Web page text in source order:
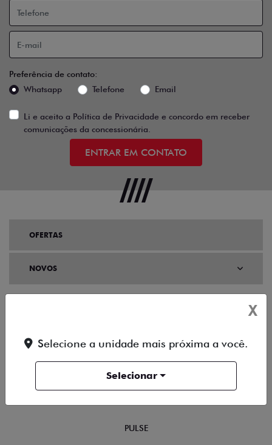
Preferência de contato:
Whatsapp
Telefone Email
Li e aceito a Política de Privacidade e concordo em receber
comunicações da concessionária.
ENTRAR EM CONTATO
OFERTAS
NOVOS
TORO
PULSE
X
Selecione a unidade mais próxima a você.
Selecionar